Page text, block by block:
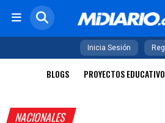
Inicia Sesión
BLOGS PROYECTOS
NACIONALES